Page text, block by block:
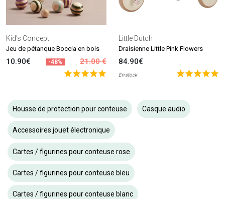
Kid's Concept
Jeu de pétanque Boccia en bois
10.90€ -48% 21.00 €
Little Dutch
Draisienne Little Pink Flowers
84.90€
En stock
Housse de protection pour conteuse Casque audio
Accessoires jouet électronique
Cartes / figurines pour conteuse rose
Cartes / figurines pour conteuse bleu
Cartes / figurines pour conteuse blanc